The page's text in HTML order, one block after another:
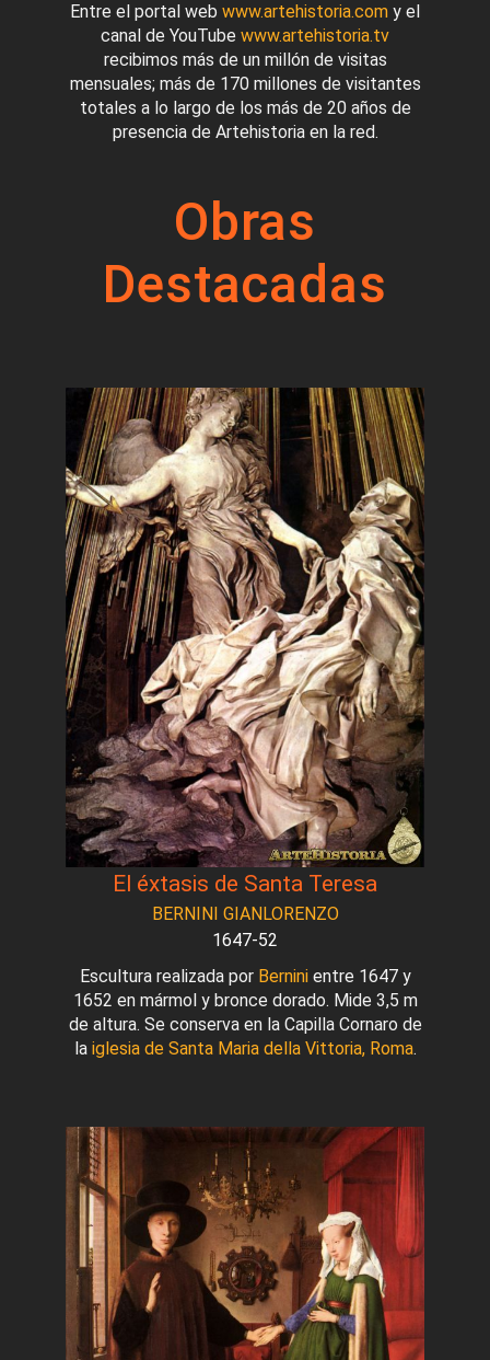
Entre el portal web www.artehistoria.com y el
canal de YouTube www.artehistoria.tv
recibimos más de un millón de visitas
mensuales; más de 170 millones de visitantes
totales a lo largo de los más de 20 años de
presencia de Artehistoria en la red.
Obras
Destacadas
El éxtasis de Santa Teresa
BERNINI GIANLORENZO
1647-52
Escultura realizada por Berninientre 1647 y
1652 en mármol y bronce dorado. Mide 3,5 m
de altura. Se conserva en la Capilla Cornaro de
la iglesia de Santa Maria della Vittoria, Roma.